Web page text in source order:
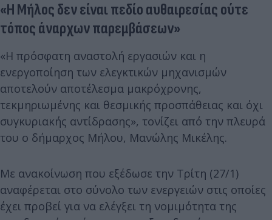
«Η Μήλος δεν είναι πεδίο αυθαιρεσίας ούτε
τόπος άναρχων παρεμβάσεων»
«Η πρόσφατη αναστολή εργασιών και η
ενεργοποίηση των ελεγκτικών μηχανισμών
αποτελούν αποτέλεσμα μακρόχρονης,
τεκμηριωμένης και θεσμικής προσπάθειας και όχι
συγκυριακής αντίδρασης», τονίζει από την πλευρά
του ο δήμαρχος Μήλου, Μανώλης Μικέλης.
Με ανακοίνωση που εξέδωσε την Τρίτη (27/1)
αναφέρεται στο σύνολο των ενεργειών στις οποίες
έχει προβεί για να ελέγξει τη νομιμότητα της